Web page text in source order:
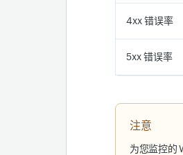
4xx 错误率
5xx 错误率
注意
为您监控的